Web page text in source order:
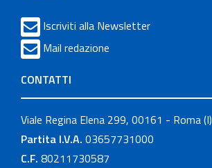
Iscriviti alla Newsletter
Mail redazione
CONTATTI
Viale Regina Elena 299, 00161 - Roma (I)
Partita I.V.A. 03657731000
C.F. 80211730587